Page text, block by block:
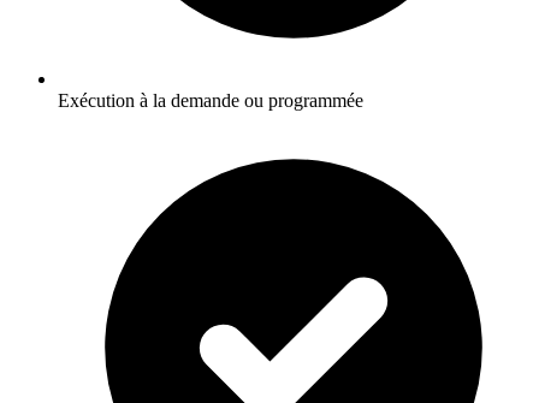
Exécution à la demande ou programmée